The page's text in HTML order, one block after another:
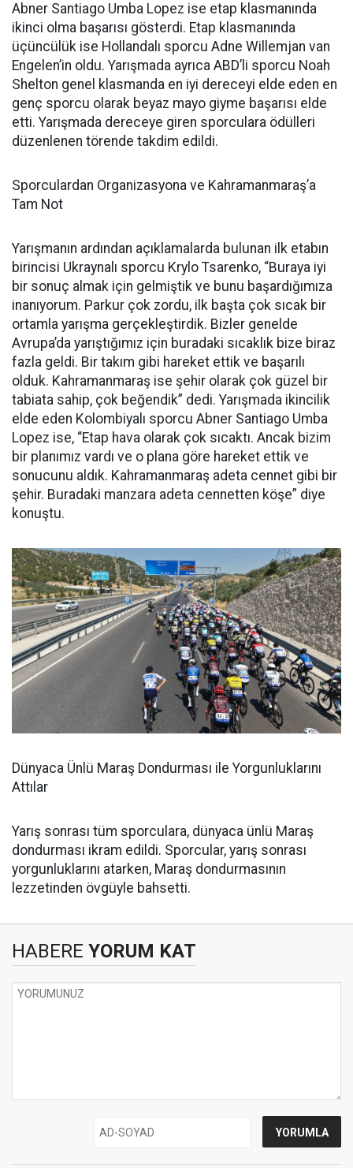
Abner Santiago Umba Lopez ise etap klasmanında
ikinci olma başarısı gösterdi. Etap klasmanında
üçüncülük ise Hollandalı sporcu Adne Willemjan van
Engelen’in oldu. Yarışmada ayrıca ABD’li sporcu Noah
Shelton genel klasmanda en iyi dereceyi elde eden en
genç sporcu olarak beyaz mayo giyme başarısı elde
etti. Yarışmada dereceye giren sporculara ödülleri
düzenlenen törende takdim edildi.
Sporculardan Organizasyona ve Kahramanmaraş’a
Tam Not
Yarışmanın ardından açıklamalarda bulunan ilk etabın
birincisi Ukraynalı sporcu Krylo Tsarenko, “Buraya iyi
bir sonuç almak için gelmiştik ve bunu başardığımıza
inanıyorum. Parkur çok zordu, ilk başta çok sıcak bir
ortamla yarışma gerçekleştirdik. Bizler genelde
Avrupa’da yarıştığımız için buradaki sıcaklık bize biraz
fazla geldi. Bir takım gibi hareket ettik ve başarılı
olduk. Kahramanmaraş ise şehir olarak çok güzel bir
tabiata sahip, çok beğendik” dedi. Yarışmada ikincilik
elde eden Kolombiyalı sporcu Abner Santiago Umba
Lopez ise, “Etap hava olarak çok sıcaktı. Ancak bizim
bir planımız vardı ve o plana göre hareket ettik ve
sonucunu aldık. Kahramanmaraş adeta cennet gibi bir
şehir. Buradaki manzara adeta cennetten köşe” diye
konuştu.
Dünyaca Ünlü Maraş Dondurması ile Yorgunluklarını
Attılar
Yarış sonrası tüm sporculara, dünyaca ünlü Maraş
dondurması ikram edildi. Sporcular, yarış sonrası
yorgunluklarını atarken, Maraş dondurmasının
lezzetinden övgüyle bahsetti.
HABERE YORUM KAT